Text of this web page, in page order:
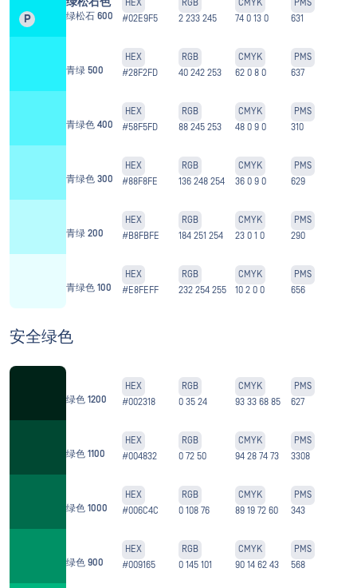
P 绿松石 600
HEX
#02E9F5
RGB
2 233 245
CMYK
74 0 13 0
PMS
631
青绿 500
HEX
#28F2FD
RGB
40 242 253
CMYK
62 0 8 0
PMS
637
青绿色 400
HEX
#58F5FD
RGB
88 245 253
CMYK
48 0 9 0
PMS
310
青绿色 300
HEX
#88F8FE
RGB
136 248 254
CMYK
36 0 9 0
PMS
629
青绿 200
HEX
#B8FBFE
RGB
184 251 254
CMYK
23 0 1 0
PMS
290
青绿色 100
HEX
#E8FEFF
RGB
232 254 255
CMYK
10 2 0 0
PMS
656
安全绿色
绿色 1200
HEX
#002318
RGB
0 35 24
CMYK
93 33 68 85
PMS
627
绿色 1100
HEX
#004832
RGB
0 72 50
CMYK
94 28 74 73
PMS
3308
绿色 1000
HEX
#006C4C
RGB
0 108 76
CMYK
89 19 72 60
PMS
343
绿色 900
HEX
#009165
RGB
0 145 101
CMYK
90 14 62 43
PMS
568